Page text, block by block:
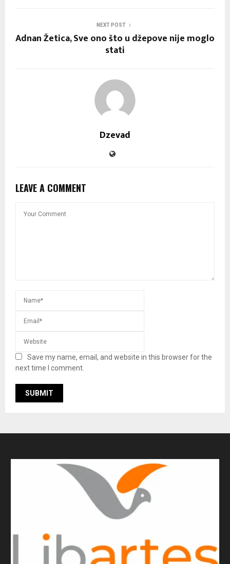
NEXT POST
Adnan Žetica, Sve ono što u džepove nije moglo
stati
Dzevad
LEAVE A COMMENT
Save my name, email, and website in this browser for the
next time I comment.